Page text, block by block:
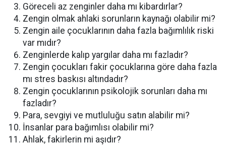
Göreceli az zenginler daha mı kibardırlar?
Zengin olmak ahlaki sorunların kaynağı olabilir mi?
Zengin aile çocuklarının daha fazla bağımlılık riski
var mıdır?
Zenginlerde kalıp yargılar daha mı fazladır?
Zengin çocukları fakir çocuklarına göre daha fazla
mı stres baskısı altındadır?
Zengin çocuklarının psikolojik sorunları daha mı
fazladır?
Para, sevgiyi ve mutluluğu satın alabilir mi?
İnsanlar para bağımlısı olabilir mi?
Ahlak, fakirlerin mi aşıdır?